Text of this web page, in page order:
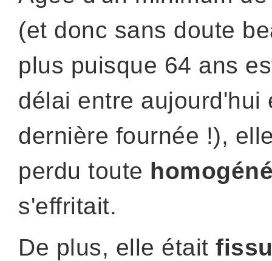
(et donc sans doute
plus puisque 64 ans
délai entre aujourd'hui
dernière fournée !),
perdu toute
s'effritait.
De plus, elle était